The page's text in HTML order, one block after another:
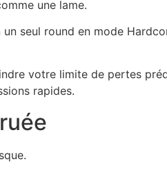
une lame.
seul round en mode
votre limite de pertes
rapides.